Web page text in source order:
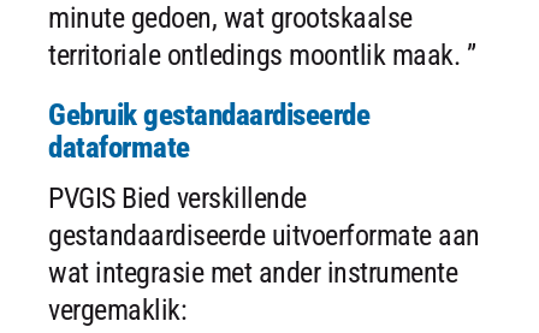
minute gedoen, wat grootskaalse
territoriale ontledings moontlik maak. ”
Gebruik gestandaardiseerde
dataformate
PVGIS Bied verskillende
gestandaardiseerde uitvoerformate aan
wat integrasie met ander instrumente
vergemaklik: